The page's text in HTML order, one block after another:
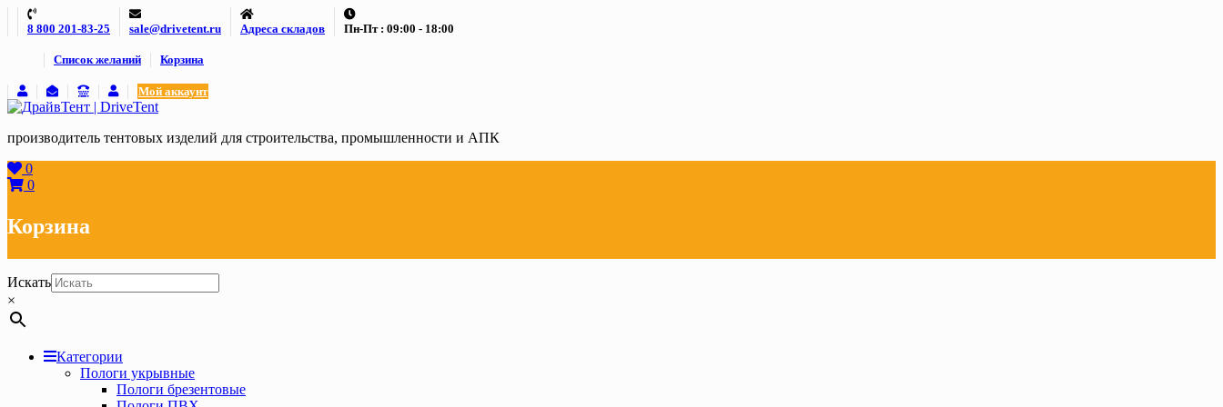
Skip
8 800 201-83-25 sale@drivetent.ru Адреса складов Пн-Пт : 09:00 - 18:00
Список желаний Корзина
Мой аккаунт
производитель тентовых изделий для строительства, промышленности и АПК
0
0
Корзина
Искать
×
Категории
Пологи укрывные
Пологи брезентовые